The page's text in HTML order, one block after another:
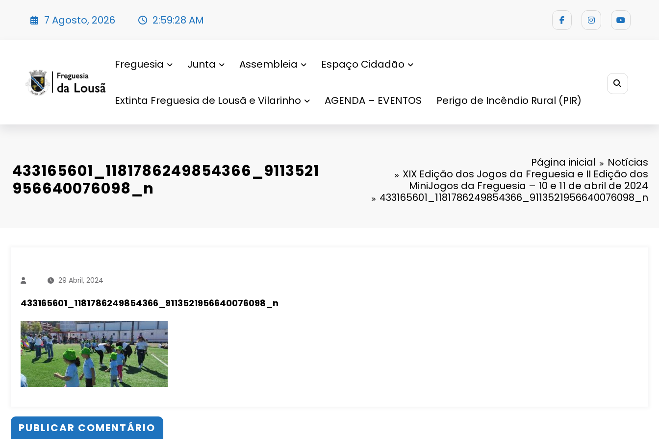
7 Agosto, 2026 2:59:29 AM
Freguesia Junta Assembleia Espaço Cidadão
Extinta Freguesia de Lousã e Vilarinho AGENDA – EVENTOS Perigo de Incêndio Rural (PIR)
433165601_1181786249854366_9113521
956640076098_n
Página inicial
Notícias
XIX Edição dos Jogos da Freguesia e II Edição dos
MiniJogos da Freguesia – 10 e 11 de abril de 2024
433165601_1181786249854366_9113521956640076098_n
29 Abril, 2024
433165601_1181786249854366_9113521956640076098_n
PUBLICAR COMENTÁRIO